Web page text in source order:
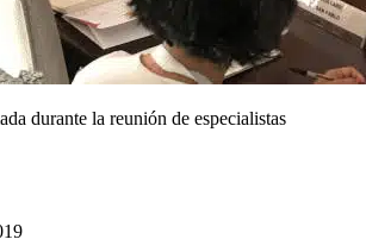
durante la reunión de especialistas